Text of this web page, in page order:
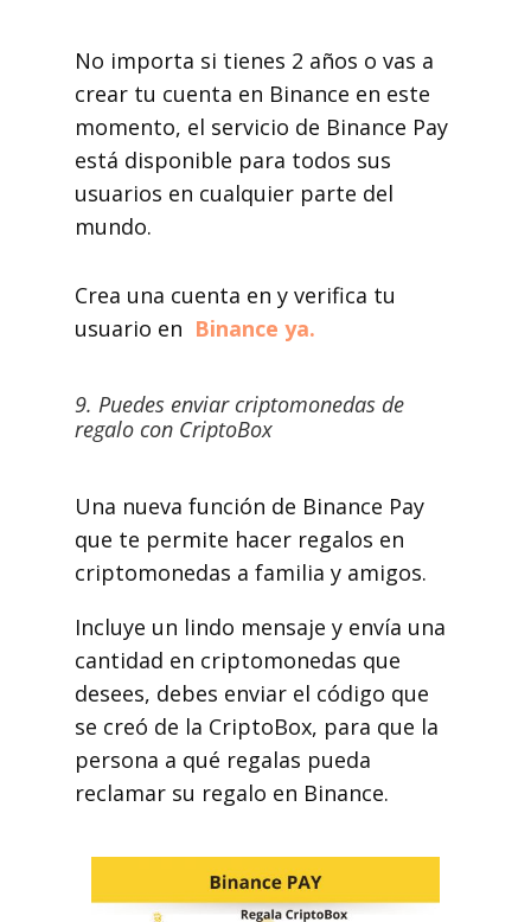
No importa si tienes 2 años o vas a
crear tu cuenta en Binance en este
momento, el servicio de Binance Pay
está disponible para todos sus
usuarios en cualquier parte del
mundo.
Crea una cuenta en y verifica tu
usuario en Binance ya.
9. Puedes enviar criptomonedas de
regalo con CriptoBox
Una nueva función de Binance Pay
que te permite hacer regalos en
criptomonedas a familia y amigos.
Incluye un lindo mensaje y envía una
cantidad en criptomonedas que
desees, debes enviar el código que
se creó de la CriptoBox, para que la
persona a qué regalas pueda
reclamar su regalo en Binance.